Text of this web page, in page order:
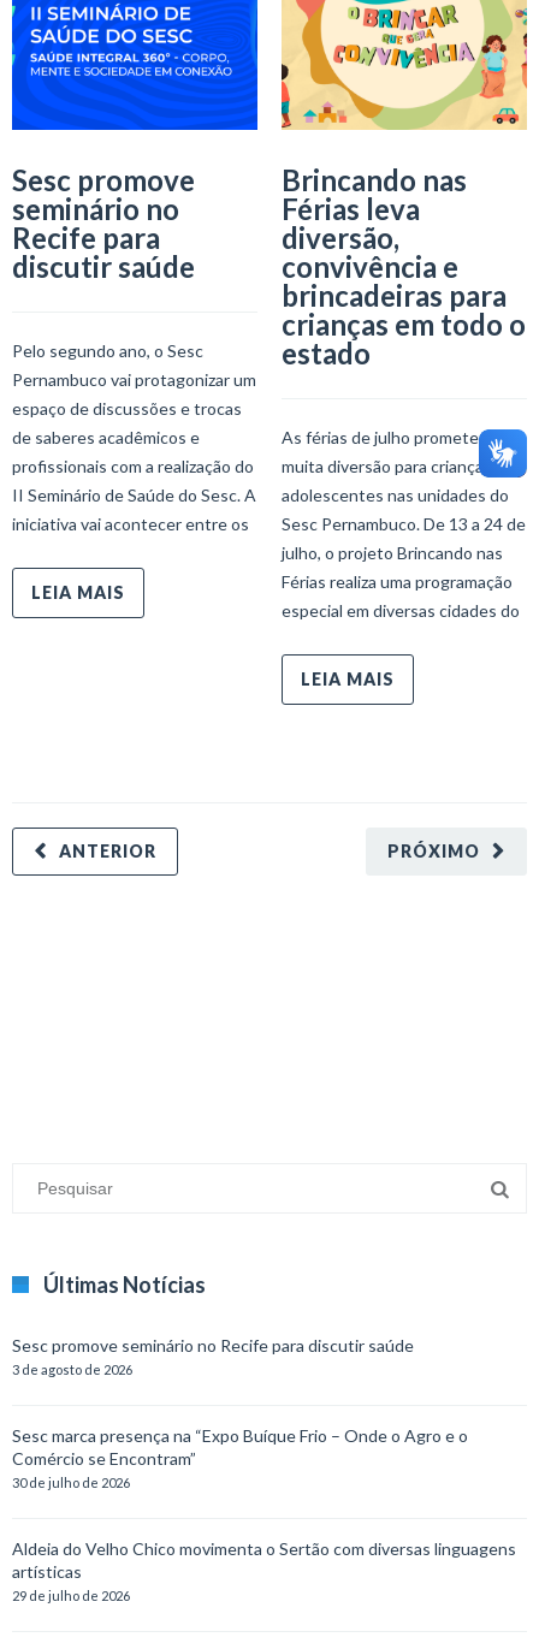
Sesc promove
seminário no
Recife para
discutir saúde
Pelo segundo ano, o Sesc
Pernambuco vai protagonizar um
espaço de discussões e trocas
de saberes acadêmicos e
profissionais com a realização do
II Seminário de Saúde do Sesc. A
iniciativa vai acontecer entre os
LEIA MAIS
Brincando nas
Férias leva
diversão,
convivência e
brincadeiras para
crianças em todo o
estado
As férias de julho prometem
muita diversão para crianças e
adolescentes nas unidades do
Sesc Pernambuco. De 13 a 24 de
julho, o projeto Brincando nas
Férias realiza uma programação
especial em diversas cidades do
LEIA MAIS
PRÓXIMO
ANTERIOR
Últimas Notícias
Sesc promove seminário no Recife para discutir saúde
3 de agosto de 2026
Sesc marca presença na “Expo Buíque Frio – Onde o Agro e o
Comércio se Encontram”
30 de julho de 2026
Aldeia do Velho Chico movimenta o Sertão com diversas linguagens
artísticas
29 de julho de 2026